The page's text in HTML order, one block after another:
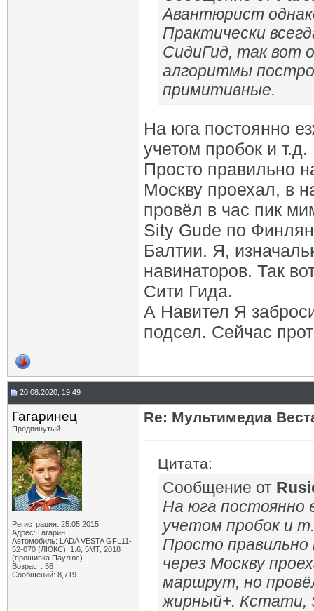
Авантюрист
Практически
СидиГид, так вот
алгоритмы
примитивные.
На юга постоянно
учетом пробок и т.д.
Просто правильно
Москву проехал, в
провёл в час пик
Sity Gude по
Балтии. Я,
навинаторов. Так
Сити Гида.
А Навител Я
подсел. Сейчас
20.08.2020, 19:49
Гагаринец
Продвинутый
Регистрация: 25.05.2015
Адрес: Гагарин
Автомобиль: LADA VESTA GFL11-
52-070 (ЛЮКС), 1.6, 5МТ, 2018
(прошивка Паулюс)
Возраст: 56
Сообщений: 8,719
Re: Мультимедиа
Цитата:
Сообщение от
На юга постоянно
учетом пробок и
Просто
через Москву
маршрут, но
жирный+. Кстати,